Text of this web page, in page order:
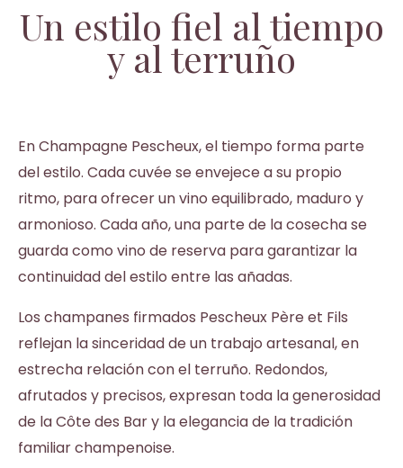
Un estilo fiel al tiempo
y al terruño
En Champagne Pescheux, el tiempo forma parte
del estilo. Cada cuvée se envejece a su propio
ritmo, para ofrecer un vino equilibrado, maduro y
armonioso. Cada año, una parte de la cosecha se
guarda como vino de reserva para garantizar la
continuidad del estilo entre las añadas.
Los champanes firmados Pescheux Père et Fils
reflejan la sinceridad de un trabajo artesanal, en
estrecha relación con el terruño. Redondos,
afrutados y precisos, expresan toda la generosidad
de la Côte des Bar y la elegancia de la tradición
familiar champenoise.